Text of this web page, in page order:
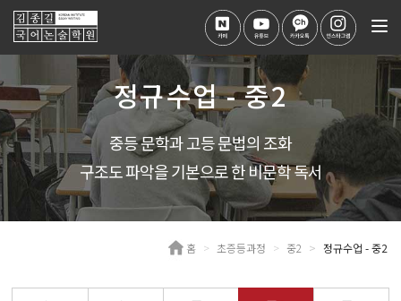
정규수업 - 중2
중등 문학과 고등 문법의 조화
구조도 파악을 기본으로 한 비문학 독서
홈 초증등과정 중2 정규수업 - 중2